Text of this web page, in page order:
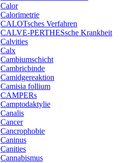
Calor
Calorimetrie
CALOTsches Verfahren
CALVE-PERTHESsche Krankheit
Calvities
Calx
Cambiumschicht
Cambricbinde
Camidgereaktion
Camisia follium
CAMPERs
Camptodaktylie
Canalis
Cancer
Cancrophobie
Caninus
Canities
Cannabismus